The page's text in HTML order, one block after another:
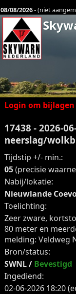
08/08/2026- (niet
Login om
17438 - 2026-
neerslag/
Tijdstip +/- min.:
05(precisie
Nabij/lokatie:
Nieuwlande
Toelichting:
Zeer zware,
80 meter en
melding: Veldweg
Bron/status:
SWNL / Bevestigd
Ingediend:
02-06-2026 18:20